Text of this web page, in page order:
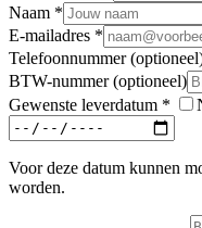
Naam *
E-mailadres *
Telefoonnummer
BTW-nummer(optioneel)
Gewenste leverdatum *
Voor deze datum kunnen
worden.